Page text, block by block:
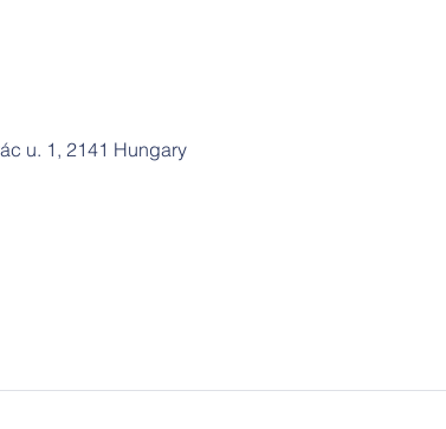
u. 1, 2141 Hungary